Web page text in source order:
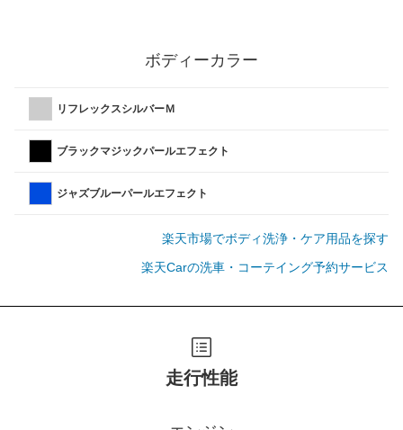
ボディーカラー
リフレックスシルバーＭ
ブラックマジックパールエフェクト
ジャズブルーパールエフェクト
楽天市場でボディ洗浄・ケア用品を探す
楽天Carの洗車・コーテイング予約サービス
走行性能